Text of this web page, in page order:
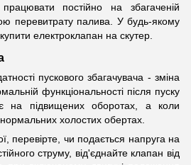
постійно на збагаченій
перевитрату палива. У будь-якому
електроклапан на скутер.
пускового збагачувача - зміна
функціональності після пуску
на підвищених оборотах, а коли
холостих обертах.
перевірте, чи подається напруга на
струму, від'єднайте клапан від